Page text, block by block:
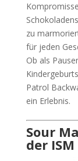
zu
für jeden
Ob als
Patrol
ein Erlebnis.
Sour
der ISM